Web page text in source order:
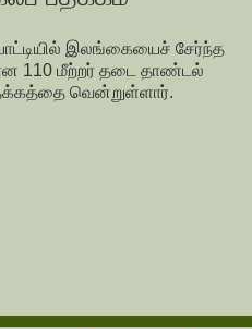
இலங்கையைச் சேர்ந்த
110 மீற்றர் தடை தாண்டல்
வென்றுள்ளார்.